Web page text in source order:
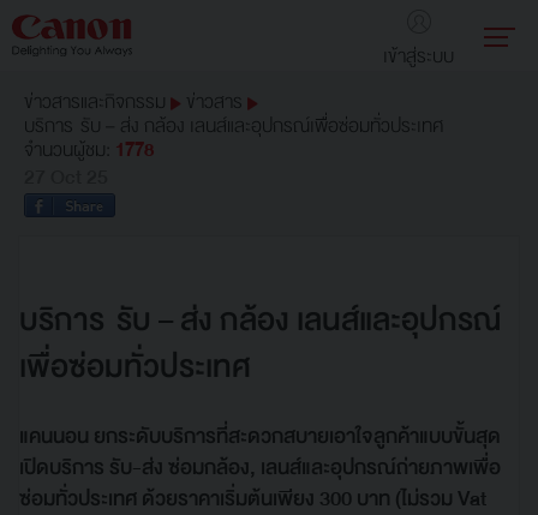
เข้าสู่ระบบ
ข่าวสารและกิจกรรม
ข่าวสาร
บริการ รับ – ส่ง กล้อง เลนส์และอุปกรณ์เพื่อซ่อมทั่วประเทศ
จำนวนผู้ชม: 1778
บริการ รับ – ส่ง กล้อง เลนส์และอุปกรณ์
เพื่อซ่อมทั่วประเทศ
แคนนอน ยกระดับบริการที่สะดวกสบายเอาใจลูกค้าแบบขั้นสุด
เปิดบริการ รับ-ส่ง ซ่อมกล้อง, เลนส์และอุปกรณ์ถ่ายภาพเพื่อ
ซ่อมทั่วประเทศ ด้วยราคาเริ่มต้นเพียง 300 บาท (ไม่รวม Vat